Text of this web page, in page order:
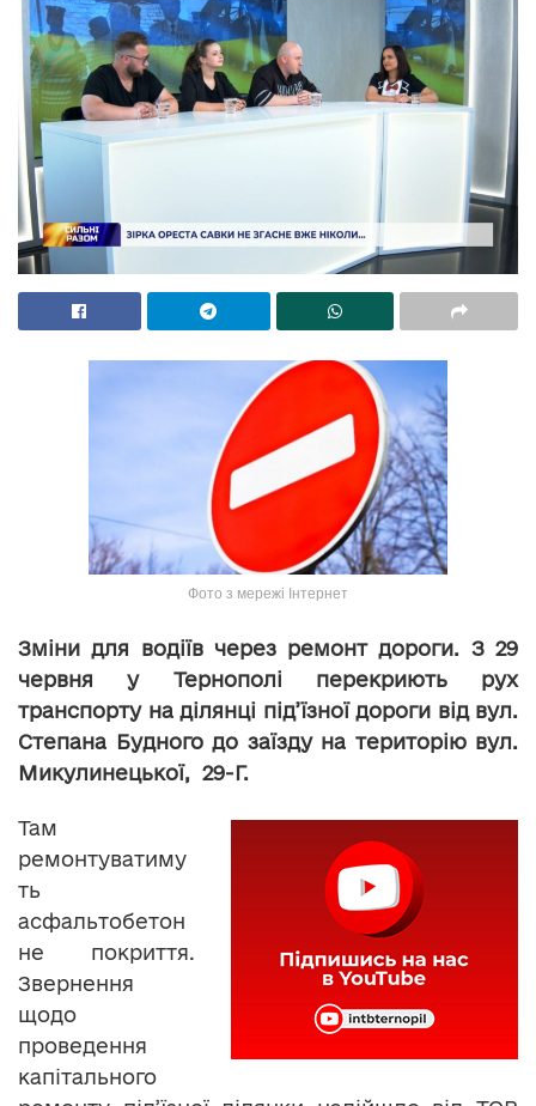
Фото з мережі Інтернет
Зміни для водіїв через ремонт дороги. З 29
червня у Тернополі перекриють рух
транспорту на ділянці під’їзної дороги від вул.
Степана Будного до заїзду на територію вул.
Микулинецької, 29-Г.
Там
ремонтуватиму
ть
асфальтобетон
не покриття.
Звернення
щодо
проведення
капітального